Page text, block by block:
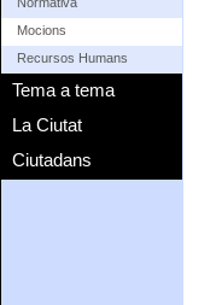
Mocions
Recursos Humans
Tema a tema
La Ciutat
Ciutadans